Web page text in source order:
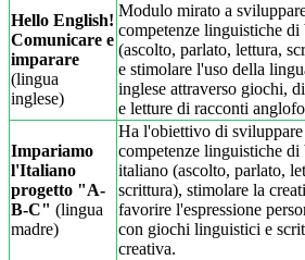
Hello English!
Comunicare e
imparare
(lingua
inglese)
Modulo mirato a
competenze linguistiche di
(ascolto, parlato, lettura,
e stimolare l'uso della
inglese attraverso giochi,
e letture di racconti
Impariamo
l'Italiano
progetto "A-
B-C" (lingua
madre)
Ha l'obiettivo di
competenze linguistiche di
italiano (ascolto, parlato,
scrittura), stimolare la
favorire l'espressione
con giochi linguistici e
creativa.